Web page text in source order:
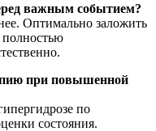
важным событием?
Оптимально заложить
при повышенной
по
состояния.